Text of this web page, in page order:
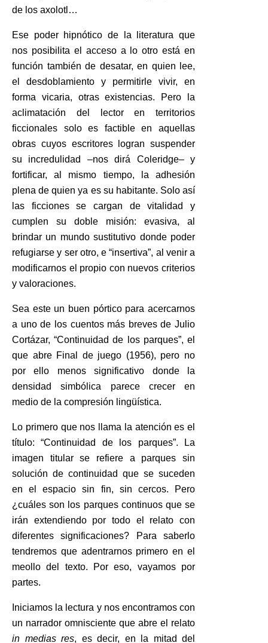
de los axolotl…
Ese poder hipnótico de la literatura que
nos posibilita el acceso a lo otro está en
función también de desatar, en quien lee,
el desdoblamiento y permitirle vivir, en
forma vicaria, otras existencias. Pero la
aclimatación del lector en territorios
ficcionales solo es factible en aquellas
obras cuyos escritores logran suspender
su incredulidad –nos dirá Coleridge– y
fortificar, al mismo tiempo, la adhesión
plena de quien ya es su habitante. Solo así
las ficciones se cargan de vitalidad y
cumplen su doble misión: evasiva, al
brindar un mundo sustitutivo donde poder
refugiarse y ser otro, e “insertiva”, al venir a
modificarnos el propio con nuevos criterios
y valoraciones.
Sea este un buen pórtico para acercarnos
a uno de los cuentos más breves de Julio
Cortázar, “Continuidad de los parques”, el
que abre Final de juego (1956), pero no
por ello menos significativo donde la
densidad simbólica parece crecer en
medio de la compresión lingüística.
Lo primero que nos llama la atención es el
título: “Continuidad de los parques”. La
imagen titular se refiere a parques sin
solución de continuidad que se suceden
en el espacio sin fin, sin cercos. Pero
¿cuáles son los parques continuos que se
irán extendiendo por todo el relato con
diferentes significaciones? Para saberlo
tendremos que adentrarnos primero en el
meollo del texto. Por eso, vayamos por
partes.
Iniciamos la lectura y nos encontramos con
un narrador omnisciente que abre el relato
in medias res, es decir, en la mitad del